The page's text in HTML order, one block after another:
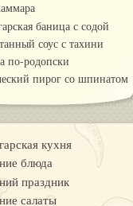
баница с содой
соус с тахини
по-родопски
пирог со шпинатом
кухня
блюда
праздник
салаты